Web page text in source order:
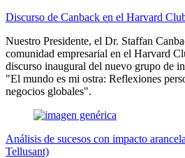
Discurso de Canback en el Harvard
Nuestro Presidente, el Dr. Staffan
comunidad empresarial en el Harvard
discurso inaugural del nuevo grupo de
"El mundo es mi ostra: Reflexiones
negocios globales".
Análisis de sucesos con impacto
Tellusant)